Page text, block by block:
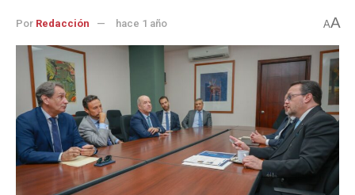
Por Redacción hace 1 año AA